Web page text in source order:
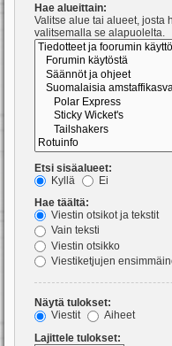
Hae alueittain:
Valitse alue tai alueet, josta
valitsemalla se alapuolelta.
Etsi sisäalueet:
Kyllä
Ei
Hae täältä:
Viestin otsikot ja tekstit
Vain teksti
Viestin otsikko
Viestiketjujen
Näytä tulokset:
Viestit
Aiheet
Lajittele tulokset: